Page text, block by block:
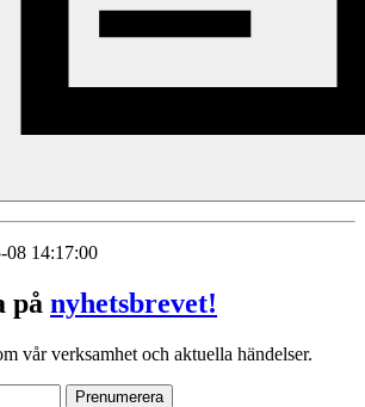
08 14:17:00
på nyhetsbrevet!
vår verksamhet och aktuella händelser.
Prenumerera